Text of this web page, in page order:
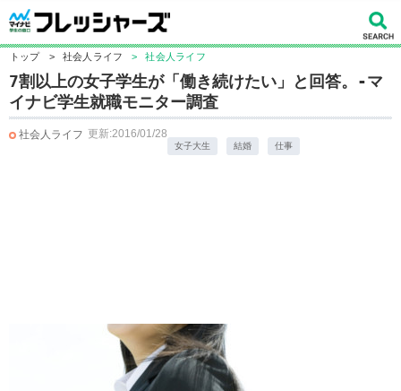
トップ > 社会人ライフ > 社会人ライフ
7割以上の女子学生が「働き続けたい」と回答。-マ
イナビ学生就職モニター調査
社会人ライフ 更新:2016/01/28
女子大生 結婚 仕事